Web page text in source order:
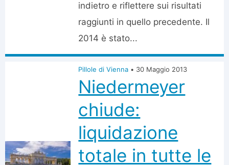
indietro e riflettere sui risultati
raggiunti in quello precedente. Il
2014 è stato...
Pillole di Vienna • 30 Maggio 2013
Niedermeyer
chiude:
liquidazione
totale in tutte le